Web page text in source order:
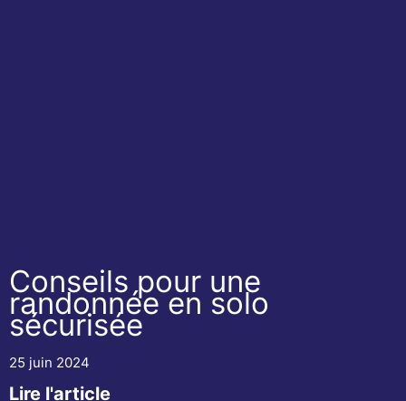
Conseils pour une
randonnée en solo
sécurisée
25 juin 2024
Lire l'article